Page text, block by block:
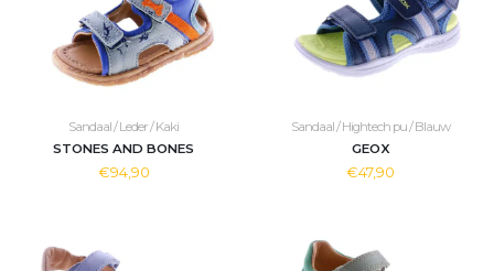
Sandaal / Leder / Kaki
STONES AND BONES
€94,90
Sandaal / Hightech pu / Blauw
GEOX
€47,90